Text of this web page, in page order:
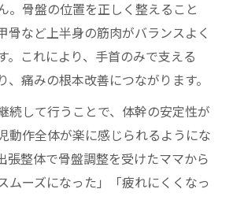
。骨盤の位置を正しく整えること
骨など上半身の筋肉がバランスよく
。これにより、手首のみで支える
、痛みの根本改善につながります。
続して行うことで、体幹の安定性が
動作全体が楽に感じられるようにな
張整体で骨盤調整を受けたママから
ムーズになった」「疲れにくくなっ